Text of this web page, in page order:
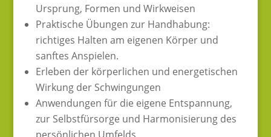
Ursprung, Formen und Wirkweisen
Praktische Übungen zur Handhabung:
richtiges Halten am eigenen Körper und
sanftes Anspielen.
Erleben der körperlichen und energetischen
Wirkung der Schwingungen
Anwendungen für die eigene Entspannung,
zur Selbstfürsorge und Harmonisierung des